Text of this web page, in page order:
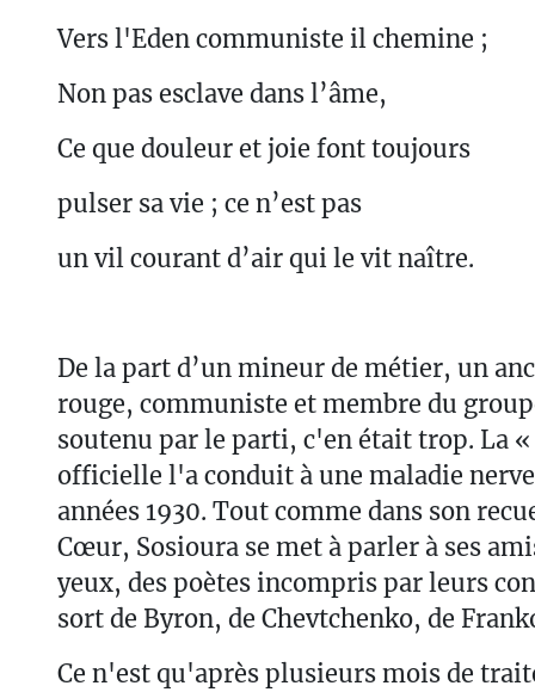
Vers l'Eden communiste il chemine ;
Non pas esclave dans l’âme,
Ce que douleur et joie font toujours
pulser sa vie ; ce n’est pas
un vil courant d’air qui le vit naître.
De la part d’un mineur de métier, un
rouge, communiste et membre du
soutenu par le parti, c'en était trop. La
officielle l'a conduit à une maladie
années 1930. Tout comme dans son
Cœur, Sosioura se met à parler à ses
yeux, des poètes incompris par leurs
sort de Byron, de Chevtchenko, de
Ce n'est qu'après plusieurs mois de